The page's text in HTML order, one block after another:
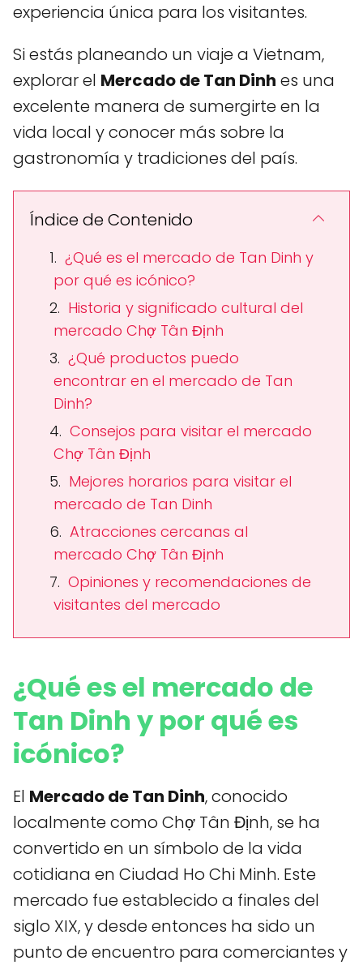
experiencia única para los visitantes.
Si estás planeando un viaje a Vietnam,
explorar el Mercado de Tan Dinh es una
excelente manera de sumergirte en la
vida local y conocer más sobre la
gastronomía y tradiciones del país.
Índice de Contenido
¿Qué es el mercado de Tan Dinh y
por qué es icónico?
Historia y significado cultural del
mercado Chợ Tân Định
¿Qué productos puedo
encontrar en el mercado de Tan
Dinh?
Consejos para visitar el mercado
Chợ Tân Định
Mejores horarios para visitar el
mercado de Tan Dinh
Atracciones cercanas al
mercado Chợ Tân Định
Opiniones y recomendaciones de
visitantes del mercado
¿Qué es el mercado de
Tan Dinh y por qué es
icónico?
El Mercado de Tan Dinh, conocido
localmente como Chợ Tân Định, se ha
convertido en un símbolo de la vida
cotidiana en Ciudad Ho Chi Minh. Este
mercado fue establecido a finales del
siglo XIX, y desde entonces ha sido un
punto de encuentro para comerciantes y